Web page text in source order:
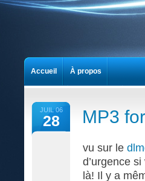
JUIL 06
28 MP3
vu sur le
d’urgence
là! Il y a
Accueil À propos